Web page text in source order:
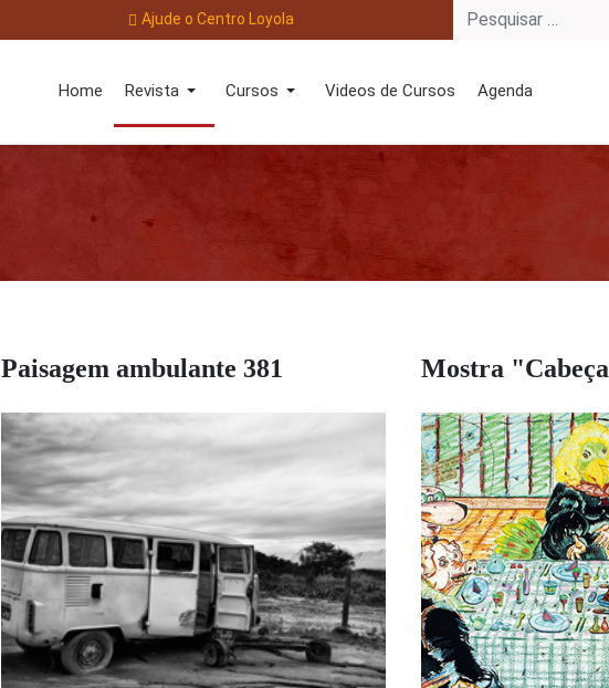
Ajude o Centro Loyola
Home Revista Cursos Videos de Cursos Agenda
Paisagem ambulante 381